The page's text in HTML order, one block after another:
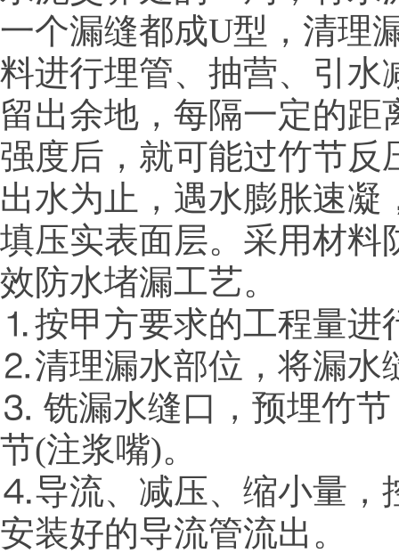
一个漏缝都成U型，清理
料进行埋管、抽营、引水
留出余地，每隔一定的
强度后，就可能过竹节反
出水为止，遇水膨胀速
填压实表面层。采用材料
效防水堵漏工艺。
⒈按甲方要求的工程量进
⒉清理漏水部位，将漏水
⒊ 铣漏水缝口，预埋竹
节(注浆嘴)。
⒋导流、减压、缩小量，
安装好的导流管流出。